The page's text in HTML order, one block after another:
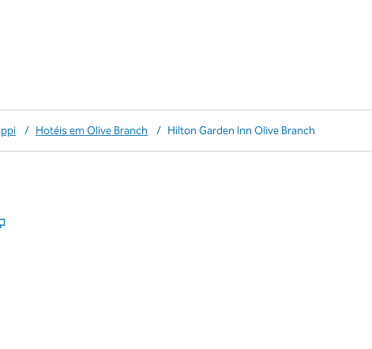
/ Hotéis em Olive Branch / Hilton Garden Inn Olive Branch
,